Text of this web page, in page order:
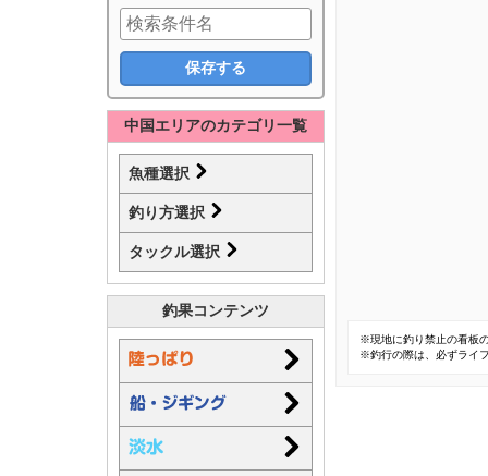
中国エリアのカテゴリ一覧
魚種選択
釣り方選択
タックル選択
釣果コンテンツ
※現地に釣り禁止の看板
※釣行の際は、必ずライ